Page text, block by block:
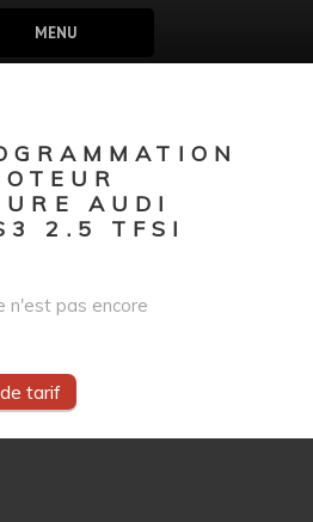
MENU
AUDI
2.5 TFSI
n'est pas encore
tarif